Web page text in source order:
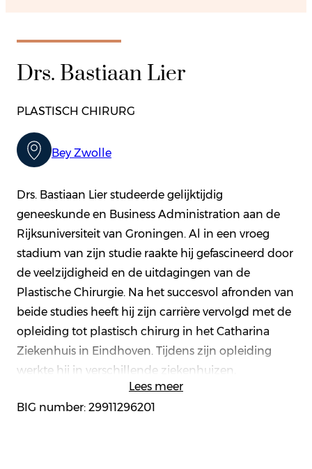
Drs. Bastiaan Lier
PLASTISCH CHIRURG
Bey Zwolle
Drs. Bastiaan Lier studeerde gelijktijdig
geneeskunde en Business Administration aan de
Rijksuniversiteit van Groningen. Al in een vroeg
stadium van zijn studie raakte hij gefascineerd door
de veelzijdigheid en de uitdagingen van de
Plastische Chirurgie. Na het succesvol afronden van
beide studies heeft hij zijn carrière vervolgd met de
opleiding tot plastisch chirurg in het Catharina
Ziekenhuis in Eindhoven. Tijdens zijn opleiding
werkte hij in verschillende ziekenhuizen,
waaronder het St. Anna Ziekenhuis in Geldrop, het
Maxima Medisch Centrum in Veldhoven en het
Lees meer
BIG number: 29911296201